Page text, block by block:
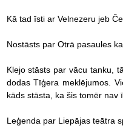
Kā tad īsti ar Velnezeru jeb
Nostāsts par Otrā pasaules
Klejo stāsts par vācu tanku,
dodas Tīģera meklējumos.
kāds stāsta, ka šis tomēr nav
Leģenda par Liepājas teātra